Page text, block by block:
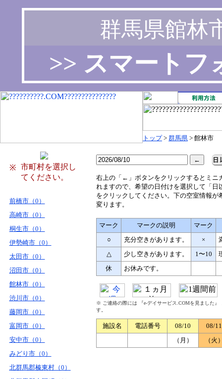
群馬県館林
>> スマートフ
トップ> 群馬県 > 館林市
※
市町村を選択し
てください。
前橋市（0）
高崎市（0）
桐生市（0）
伊勢崎市（0）
太田市（0）
沼田市（0）
館林市（0）
渋川市（0）
藤岡市（0）
富岡市（0）
安中市（0）
みどり市（0）
北群馬郡榛東村（0）
右 上の「←」ボタンをクリックするとミニ
れますので、希望の日付けを選択して「日
をクリックしてください。下の空室情報が
変ります。
マーク マークの説明
マーク
○
充分空きがあります。 ×
△
少し空きがあります。 1〜10
休
お休みです。
※ ご連絡の際には 『e-デイサービス.COMを見ました
す。
施設名 電話番号 08/10
08/11
（月）
（火